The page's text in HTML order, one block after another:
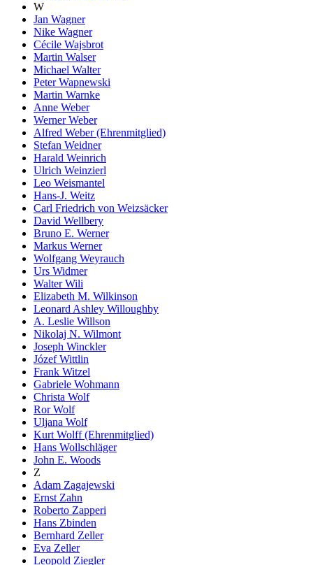
W
Jan Wagner
Nike Wagner
Cécile Wajsbrot
Martin Walser
Michael Walter
Peter Wapnewski
Martin Warnke
Anne Weber
Werner Weber
Alfred Weber (Ehrenmitglied)
Stefan Weidner
Harald Weinrich
Ulrich Weinzierl
Leo Weismantel
Hans-J. Weitz
Carl Friedrich von Weizsäcker
David Wellbery
Bruno E. Werner
Markus Werner
Wolfgang Weyrauch
Urs Widmer
Walter Wili
Elizabeth M. Wilkinson
Leonard Ashley Willoughby
A. Leslie Willson
Nikolaj N. Wilmont
Joseph Winckler
Józef Wittlin
Frank Witzel
Gabriele Wohmann
Christa Wolf
Ror Wolf
Uljana Wolf
Kurt Wolff (Ehrenmitglied)
Hans Wollschläger
John E. Woods
Z
Adam Zagajewski
Ernst Zahn
Roberto Zapperi
Hans Zbinden
Bernhard Zeller
Eva Zeller
Leopold Ziegler